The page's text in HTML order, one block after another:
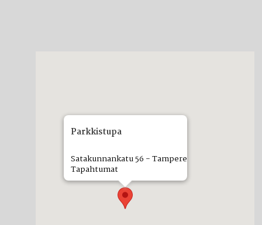
Parkkistupa
Satakunnankatu 56 - Tampere
Tapahtumat